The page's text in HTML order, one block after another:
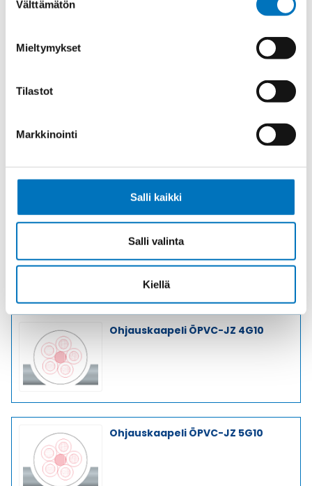
valinta
Välttämätön
Mieltymykset
Tilastot
Markkinointi
Salli kaikki
Salli valinta
Kiellä
Ohjauskaapeli ÖPVC-JZ 5G6
Ohjauskaapeli ÖPVC-JZ 7G6
Ohjauskaapeli ÖPVC-JZ 4G10
Ohjauskaapeli ÖPVC-JZ 5G10